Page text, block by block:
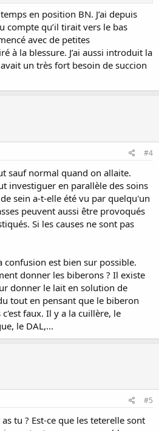
en position BN. J’ai depuis
compte qu’il tirait vers le bas
avec de petites
à la blessure. J’ai aussi introduit la
un très fort besoin de succion
#4
sauf normal quand on allaite.
investiguer en parallèle des soins
sein a-t-elle été vu par quelqu'un
peuvent aussi être provoqués
Si les causes ne sont pas
confusion est bien sur possible.
donner les biberons ? Il existe
donner le lait en solution de
tout en pensant que le biberon
faux. Il y a la cuillère, le
le DAL,...
#5
tu ? Est-ce que les teterelle sont